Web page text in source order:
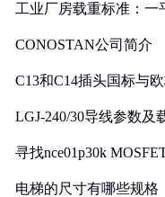
工业厂房载重标准：一
CONOSTAN公司简介
C13和C14插头国标与
LGJ-240/30导线参数及
寻找nce01p30k
电梯的尺寸有哪些规格